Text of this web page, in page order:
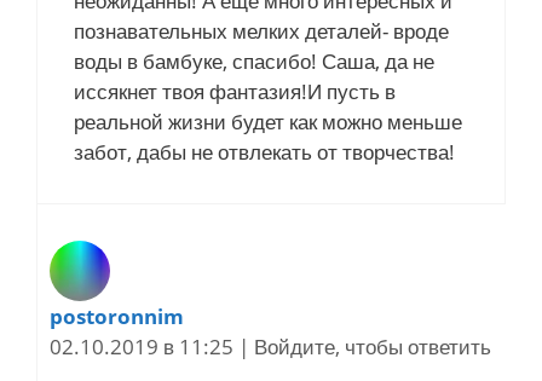
познавательных мелких деталей- вроде
воды в бамбуке, спасибо! Саша, да не
иссякнет твоя фантазия!И пусть в
реальной жизни будет как можно меньше
забот, дабы не отвлекать от творчества!
postoronnim
02.10.2019 в 11:25 | Войдите, чтобы ответить